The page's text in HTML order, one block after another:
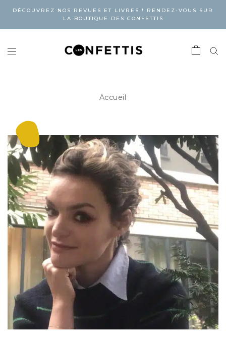
DÉCOUVREZ NOS REVUES ET LIVRES ! RENDEZ-VOUS SUR
LA BOUTIQUE DES CONFETTIS
Accueil